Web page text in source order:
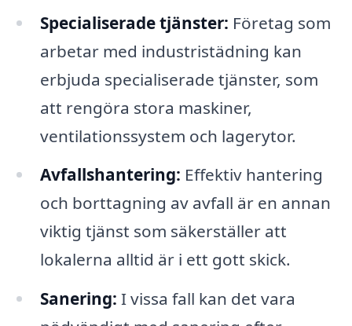
Specialiserade tjänster: Företag som
arbetar med industristädning kan
erbjuda specialiserade tjänster, som
att rengöra stora maskiner,
ventilationssystem och lagerytor.
Avfallshantering: Effektiv hantering
och borttagning av avfall är en annan
viktig tjänst som säkerställer att
lokalerna alltid är i ett gott skick.
Sanering: I vissa fall kan det vara